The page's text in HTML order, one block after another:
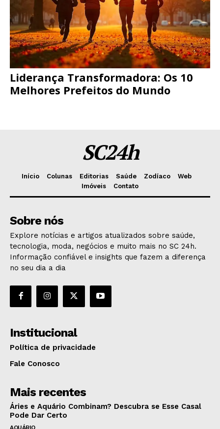
Liderança Transformadora: Os 10
Melhores Prefeitos do Mundo
SC24h
Início Colunas Editorias Saúde Zodíaco
Web
Imóveis
Contato
Sobre nós
Explore notícias e artigos atualizados sobre saúde,
tecnologia, moda, negócios e muito mais no SC 24h.
Informação confiável e insights que fazem a diferença
no seu dia a dia
Institucional
Política de privacidade
Fale Conosco
Mais recentes
Áries e Aquário Combinam? Descubra se Esse Casal
Pode Dar Certo
AQUÁRIO